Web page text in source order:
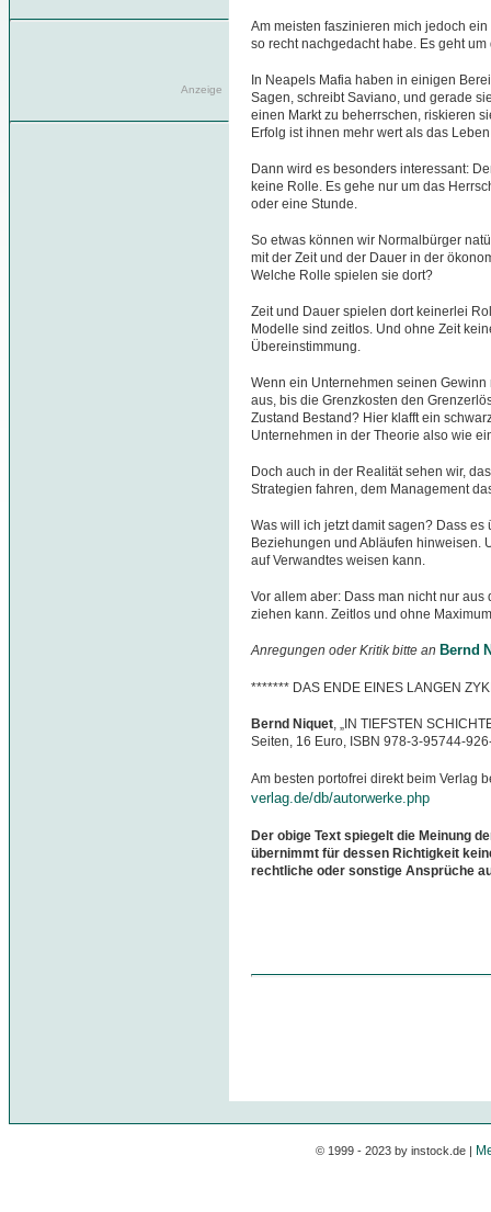
Anzeige
Am meisten faszinieren mich jedoch
so recht nachgedacht habe. Es geht um
In Neapels Mafia haben in einigen
Sagen, schreibt Saviano, und gerade
einen Markt zu beherrschen, riskieren
Erfolg ist ihnen mehr wert als das
Dann wird es besonders interessant:
keine Rolle. Es gehe nur um das
oder eine Stunde.
So etwas können wir Normalbürger
mit der Zeit und der Dauer in der
Welche Rolle spielen sie dort?
Zeit und Dauer spielen dort keinerlei
Modelle sind zeitlos. Und ohne Zeit
Übereinstimmung.
Wenn ein Unternehmen seinen
aus, bis die Grenzkosten den
Zustand Bestand? Hier klafft ein
Unternehmen in der Theorie also wie
Doch auch in der Realität sehen wir,
Strategien fahren, dem Management
Was will ich jetzt damit sagen? Dass
Beziehungen und Abläufen hinweisen.
auf Verwandtes weisen kann.
Vor allem aber: Dass man nicht nur
ziehen kann. Zeitlos und ohne
Anregungen oder Kritik bitte an Bernd
******* DAS ENDE EINES LANGEN
Bernd Niquet, „IN TIEFSTEN
Seiten, 16 Euro, ISBN 978-3-95744-
Am besten portofrei direkt beim Verlag
verlag.de/db/autorwerke.php
Der obige Text spiegelt die Meinung
übernimmt für dessen Richtigkeit
rechtliche oder sonstige Ansprüche
© 1999 - 2023 by instock.de |